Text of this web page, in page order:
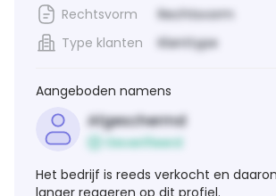
Rechtsvorm
Rechtsvorm
Type klanten
Klanttype
Aangeboden namens
Afgeschermd
Geverifieerd
Het bedrijf is reeds verkocht en